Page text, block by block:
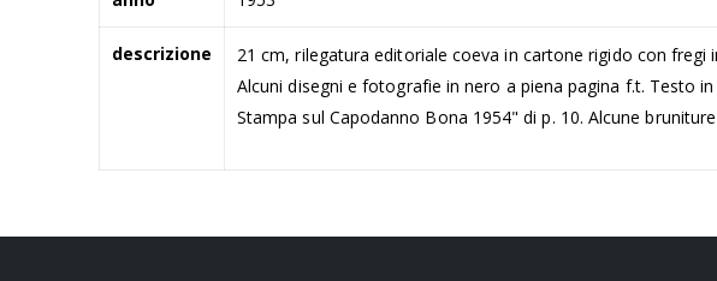
descrizione
21 cm, rilegatura editoriale coeva in cartone rigido con
Alcuni disegni e fotografie in nero a piena pagina f.t. Testo
Stampa sul Capodanno Bona 1954" di p. 10. Alcune